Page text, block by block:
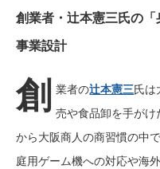
創業者・辻本憲三氏の
事業設計
創 業者の辻本憲三氏は
売や食品卸を手がけ
から大阪商人の商習慣の中
庭用ゲーム機への対応や海